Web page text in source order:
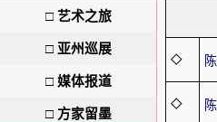
□ 艺术之旅
□ 亚州巡展
□ 媒体报道
□ 方家留墨
◇
◇